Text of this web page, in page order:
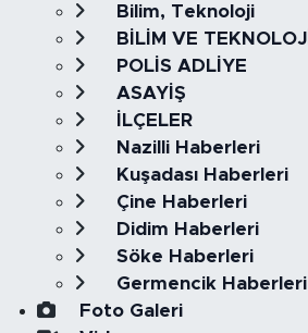
Bilim, Teknoloji
BİLİM VE TEKNOLOJİ
POLİS ADLİYE
ASAYİŞ
İLÇELER
Nazilli Haberleri
Kuşadası Haberleri
Çine Haberleri
Didim Haberleri
Söke Haberleri
Germencik Haberleri
Foto Galeri